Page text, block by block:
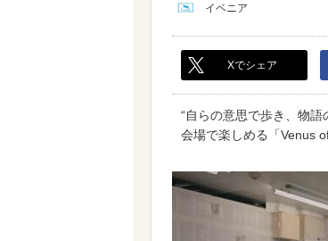
イベニア
Xでシェア
“自らの意思で歩き、物
会場で楽しめる「Venus